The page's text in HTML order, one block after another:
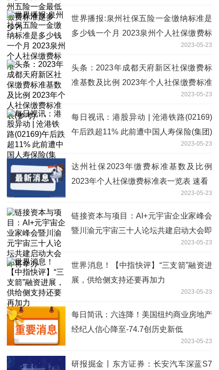
世界播报:泉州社保五险一金缴纳标准是
多少钱一个月 2023泉州个人社保缴费标
2023-05-23
头条：2023年成都天府新区社保缴费标
准基数及比例 2023年个人社保缴费标准
2023-05-23
每日视讯：港股异动 | 沧港铁路(02169)
午后跌超11% 此前遭中国人寿保险(集团)
2023-05-23
达州社保2023年缴费标准基数及比例
2023年个人社保缴费标准表一览表 速看
2023-05-23
链接资本与项目：AI+元宇宙企业家峰会
暨川渝元宇宙三十人论坛共建启动大会即
2023-05-23
世界消息！【中指快评】“三支箭”融资进
展，供给侧支持还要再加力
2023-05-23
每日简讯：六连降！美国纽约商业房地产
经纪人信心降至-74.7创历史新低
2023-05-23
研报掘金丨东方证券：长安汽车深蓝S7